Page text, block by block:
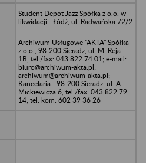
Student Depot Jazz Spółka z o.o. w
likwidacji - Łódź, ul. Radwańska 72/2
Archiwum Usługowe "AKTA" Spółka
z o.o., 98-200 Sieradz, ul. M. Reja
1B, tel./fax: 043 822 74 01; e-mail:
biuro@archiwum-akta.pl;
archiwum@archiwum-akta.pl;
Kancelaria - 98-200 Sieradz, ul. A.
Mickiewicza 6, tel./fax: 043 822 79
14; tel. kom. 602 39 36 26